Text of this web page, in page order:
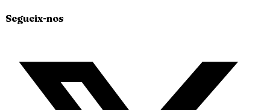
Segueix-nos